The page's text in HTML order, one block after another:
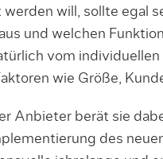
will, sollte egal
und welchen
vom
wie Größe,
Anbieter berät sie
des